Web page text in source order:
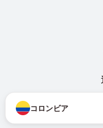
コロンビア